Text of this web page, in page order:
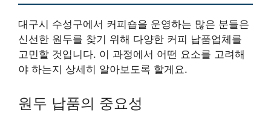
대구시 수성구에서 커피숍을 운영하는 많은 분들은
신선한 원두를 찾기 위해 다양한 커피 납품업체를
고민할 것입니다. 이 과정에서 어떤 요소를 고려해
야 하는지 상세히 알아보도록 할게요.
원두 납품의 중요성